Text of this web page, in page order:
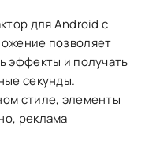
для Android с
позволяет
эффекты и получать
секунды.
стиле, элементы
реклама